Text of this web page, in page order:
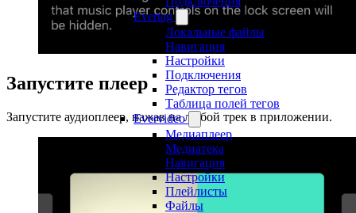
Evertag
Локальные файлы
Навигация
Настройки
Подключения
Редактор тегов
Таблица полей тегов
Evervideo
Медиаплеер
Медиатека
Навигация
Настройки
Плейлисты
Файлы
Запустите плеер
Запустите аудиоплеер, нажав на любой трек в приложении.